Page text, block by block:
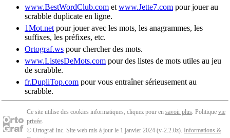
www.BestWordClub.com et www.Jette7.com pour jouer au
scrabble duplicate en ligne.
1Mot.net pour jouer avec les mots, les anagrammes, les
suffixes, les préfixes, etc.
Ortograf.ws pour chercher des mots.
www.ListesDeMots.com pour des listes de mots utiles au jeu
de scrabble.
fr.DupliTop.com pour vous entraîner sérieusement au
scrabble.
Ce site utilise des cookies informatiques, cliquez pour en savoir plus. Politique vie
privée.
© Ortograf Inc. Site web mis à jour le 1 janvier 2024 (v-2.2.0z). Informations &